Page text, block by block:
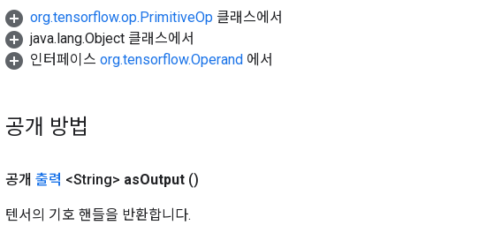
org.tensorflow.op.PrimitiveOp 클래스에서
java.lang.Object 클래스에서
인터페이스 org.tensorflow.Operand 에서
공개 방법
공개 출력 <String> asOutput ()
텐서의 기호 핸들을 반환합니다.